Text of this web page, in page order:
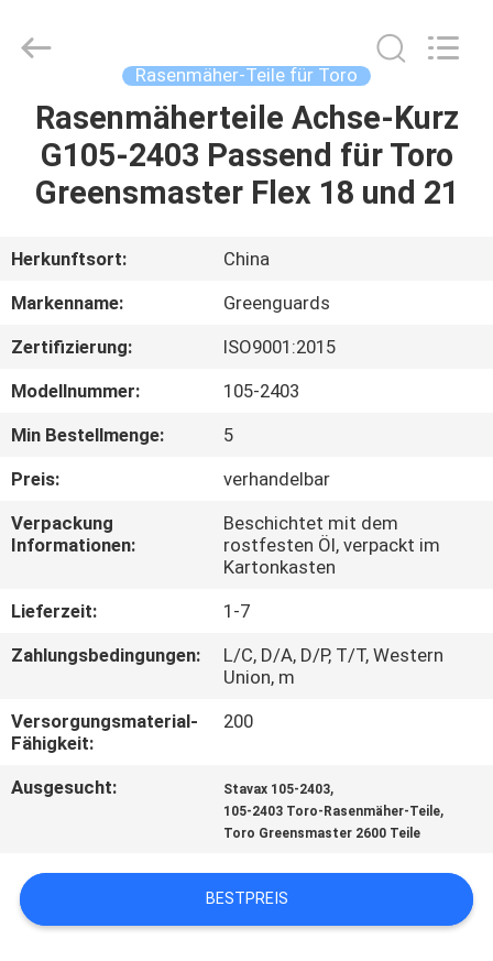
HAUS
PRODUKTE
ÜBER
UNS
FABRIK-
AUSFLUG
QUALITÄTSKONTROLLE
TRETEN
MIT
UNS
VERBINDUNG
NACHRICHTEN
FORDERN
SIE EIN
Trading
Reserved.
Rasenmäher-Teile für Toro
Rasenmäherteile Achse-Kurz
G105-2403 Passend für Toro
Greensmaster Flex 18 und 21
Herkunftsort:
China
Markenname:
Greenguards
Zertifizierung:
ISO9001:2015
Modellnummer:
105-2403
Min Bestellmenge:
5
Preis:
verhandelbar
Verpackung
Informationen:
Beschichtet mit dem
rostfesten Öl, verpackt im
Kartonkasten
Lieferzeit:
1-7
Zahlungsbedingungen:
L/C, D/A, D/P, T/T, Western
Union, m
Versorgungsmaterial-
Fähigkeit:
200
Ausgesucht: Stavax 105-2403,
105-2403 Toro-Rasenmäher-Teile,
Toro Greensmaster 2600 Teile
BESTPREIS